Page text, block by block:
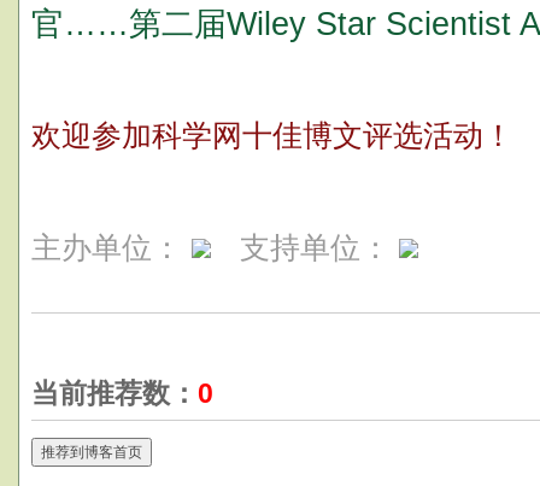
官……第二届Wiley Star Scientist
欢迎参加科学网十佳博文评选活动！
主办单位： 支持单位：
当前推荐数： 0
推荐到博客首页